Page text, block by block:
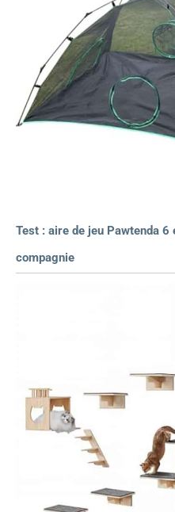
Test : aire de jeu Pawtenda
compagnie